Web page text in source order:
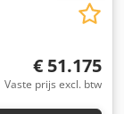
€ 51.175
Vaste prijs excl. btw